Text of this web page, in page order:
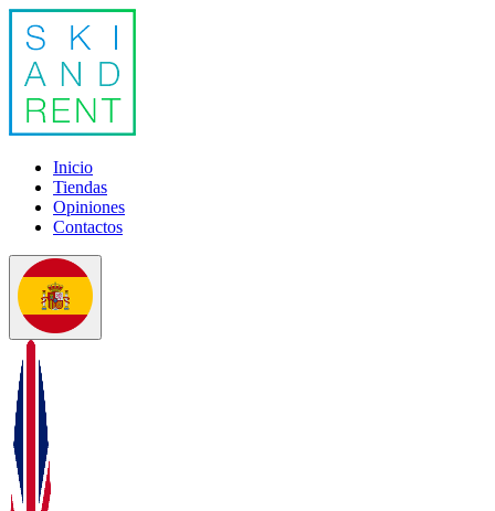
Inicio
Tiendas
Opiniones
Contactos